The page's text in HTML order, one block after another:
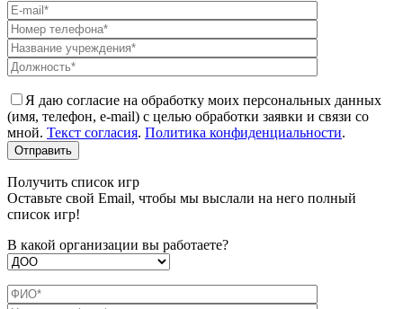
Я даю согласие на обработку моих персональных данных
(имя, телефон, e-mail) с целью обработки заявки и связи со
мной. Текст согласия. Политика конфиденциальности.
Получить список игр
Оставьте свой Email, чтобы мы выслали на него полный
список игр!
В какой организации вы работаете?